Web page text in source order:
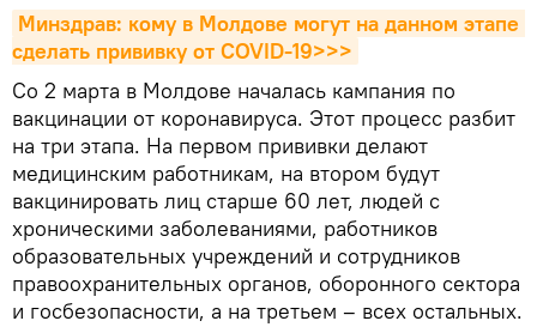
Минздрав: кому в Молдове могут на данном этапе
сделать прививку от COVID-19>>>
Со 2 марта в Молдове началась кампания по
вакцинации от коронавируса. Этот процесс разбит
на три этапа. На первом прививки делают
медицинским работникам, на втором будут
вакцинировать лиц старше 60 лет, людей с
хроническими заболеваниями, работников
образовательных учреждений и сотрудников
правоохранительных органов, оборонного сектора
и госбезопасности, а на третьем – всех остальных.